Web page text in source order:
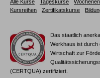
Alle Kurse Tageskurse
Kursreihen
Zertifikatskurse
Das staatlich
Werkhaus ist durch
Wirtschaft zur
(CERTQUA) zertifiziert.